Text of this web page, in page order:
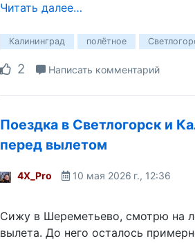
Читать далее…
Калининград полётное
2 Написать комментарий
Поездка в Светлогорск и
перед вылетом
4X_Pro 10 мая 2026 г., 12:36
Сижу в Шереметьево, смотрю на
вылета. До него осталось